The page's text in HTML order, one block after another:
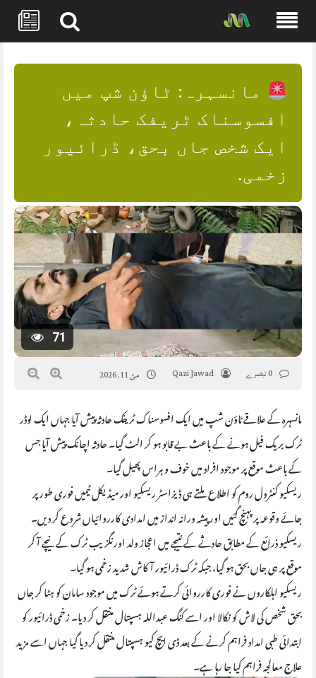
content
مانسہرہ: ٹاؤن شپ میں
افسوسناک ٹریفک حادثہ،
ایک شخص جاں بحق، ڈرائیور
زخمی.
71
Qazi Jawad مئ 11, 2026
مانسہرہ کے علاقے ٹاؤن شپ میں ایک افسوسناک ٹریفک حادثہ پیش آیا جہاں ایک لوڈر
ٹرک بریک فیل ہونے کے باعث بے قابو ہو کر الٹ گیا۔ حادثہ اچانک پیش آیا جس
کے باعث موقع پر موجود افراد میں خوف و ہراس پھیل گیا۔
ریسکیو کنٹرول روم کو اطلاع ملتے ہی ڈیزاسٹر ریسکیو اور میڈیکل ٹیمیں فوری طور پر
جائے وقوعہ پر پہنچ گئیں اور پیشہ ورانہ انداز میں امدادی کارروائیاں شروع کر دیں۔
ریسکیو ذرائع کے مطابق حادثے کے نتیجے میں اعجاز ولد اورنگزیب ٹرک کے نیچے آ کر
موقع پر ہی جاں بحق ہو گیا، جبکہ ٹرک ڈرائیور آکاش شدید زخمی ہو گیا۔
ریسکیو اہلکاروں نے فوری کارروائی کرتے ہوئے ٹرک میں موجود سامان کو ہٹا کر جاں
بحق شخص کی لاش کو نکالا اور اسے کنگ عبداللہ ہسپتال منتقل کر دیا۔ زخمی ڈرائیور کو
ابتدائی طبی امداد فراہم کرنے کے بعد ڈی ایچ کیو ہسپتال منتقل کر دیا گیا جہاں اسے مزید
علاج معالجہ فراہم کیا جا رہا ہے۔